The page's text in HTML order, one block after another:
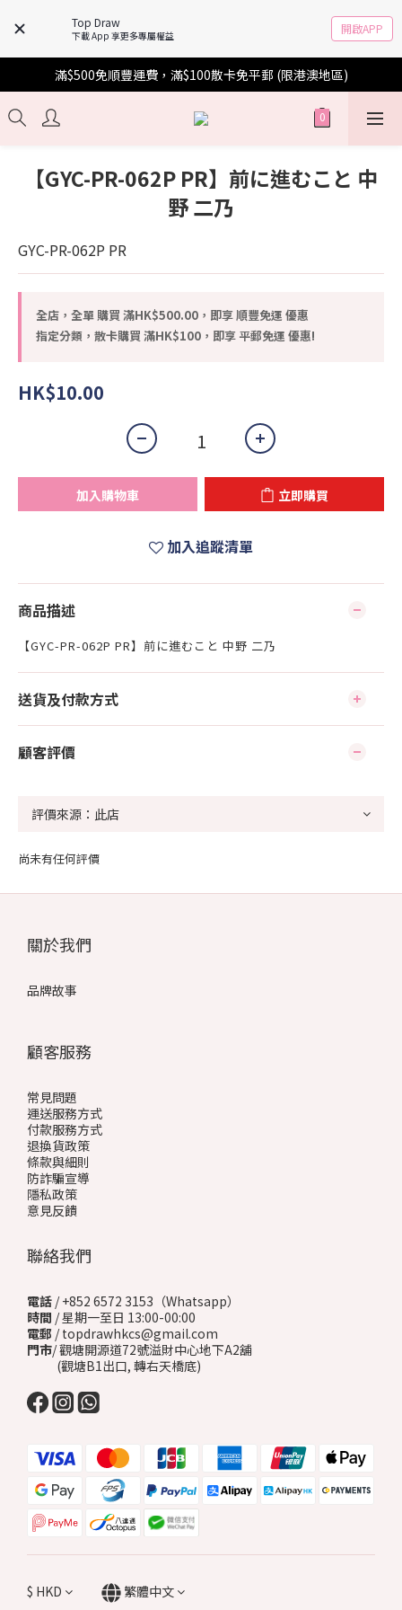
Top Draw
下載 App 享更多專屬權益 開啟APP
滿$500免順豐運費，滿$100散卡免平郵 (限港澳地區)
【GYC-PR-062P PR】前に進むこと 中
野 二乃
GYC-PR-062P PR
全店，全單 購買 滿HK$500.00，即享 順豐免運 優惠
指定分類，散卡購買 滿HK$100，即享 平郵免運 優惠!
HK$10.00
加入購物車 立即購買
加入追蹤清單
商品描述
【GYC-PR-062P PR】前に進むこと 中野 二乃
送貨及付款方式
顧客評價
尚未有任何評價
關於我們
品牌故事
顧客服務
常見問題
運送服務方式
付款服務方式
退換貨政策
條款與細則
防詐騙宣導
隱私政策
意見反饋
聯絡我們
電話 / +852 6572 3153（Whatsapp）
時間 / 星期一至日 13:00-00:00
電郵 / topdrawhkcs@gmail.com
門市/ 觀塘開源道72號溢財中心地下A2舖
(觀塘B1出口, 轉右天橋底)
$ HKD 繁體中文